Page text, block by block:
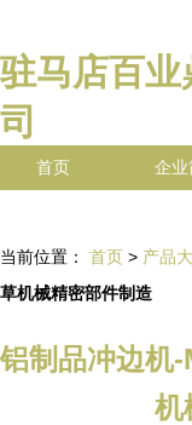
驻马店百
司
首页 企业
当前位置： 首页 > 产品
草机械精密部件制造
铝制品冲边机
机